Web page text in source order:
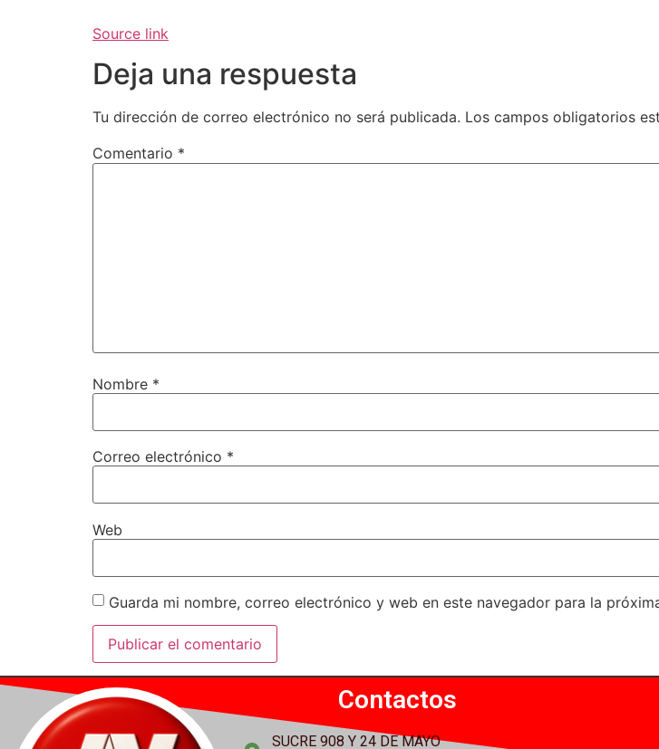
Source link
Deja una respuesta
Tu dirección de correo electrónico no será publicada. Los campos obligatorios
Comentario *
Nombre *
Correo electrónico *
Web
Guarda mi nombre, correo electrónico y web en este navegador para la
Contactos
SUCRE 908 Y 24 DE MAYO